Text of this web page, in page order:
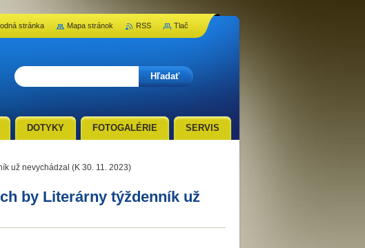
už nevychádzal (K 30. 11. 2023)
by Literárny týždenník už
DOTYKY FOTOGALÉRIE SERVIS
stránka Mapa stránok RSS Tlač